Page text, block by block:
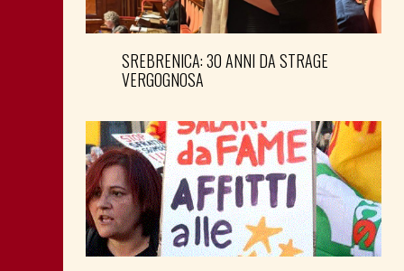
SREBRENICA: 30 ANNI DA STRAGE
VERGOGNOSA